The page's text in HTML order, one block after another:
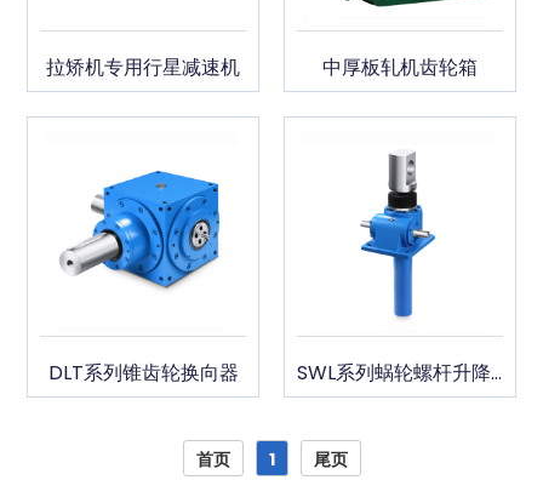
拉矫机专用行星减速机 中厚板轧机齿轮箱
DLT系列锥齿轮换向器 SWL系列蜗轮螺杆升降机
首页 1 尾页